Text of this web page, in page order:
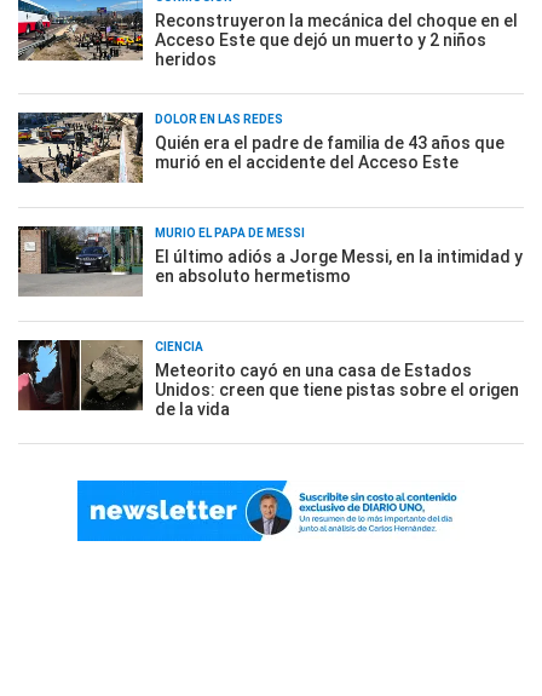
Reconstruyeron la mecánica del choque en el
Acceso Este que dejó un muerto y 2 niños
heridos
DOLOR EN LAS REDES
Quién era el padre de familia de 43 años que
murió en el accidente del Acceso Este
MURIÓ EL PAPÁ DE MESSI
El último adiós a Jorge Messi, en la intimidad y
en absoluto hermetismo
CIENCIA
Meteorito cayó en una casa de Estados
Unidos: creen que tiene pistas sobre el origen
de la vida